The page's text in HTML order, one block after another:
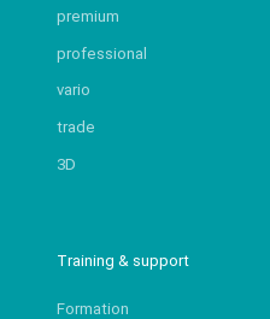
premium
professional
vario
trade
3D
Training & support
Formation